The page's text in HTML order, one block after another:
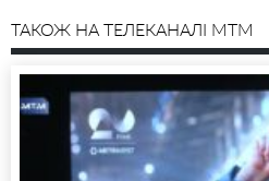
ТАКОЖ НА ТЕЛЕКАНАЛІ MTM